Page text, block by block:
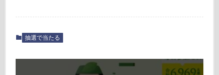
抽選で当たる